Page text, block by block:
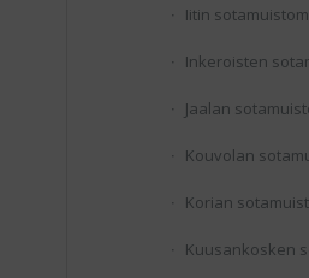
Iitin
Inkeroisten
Jaalan
Kouvolan
Korian
Kuusankosken